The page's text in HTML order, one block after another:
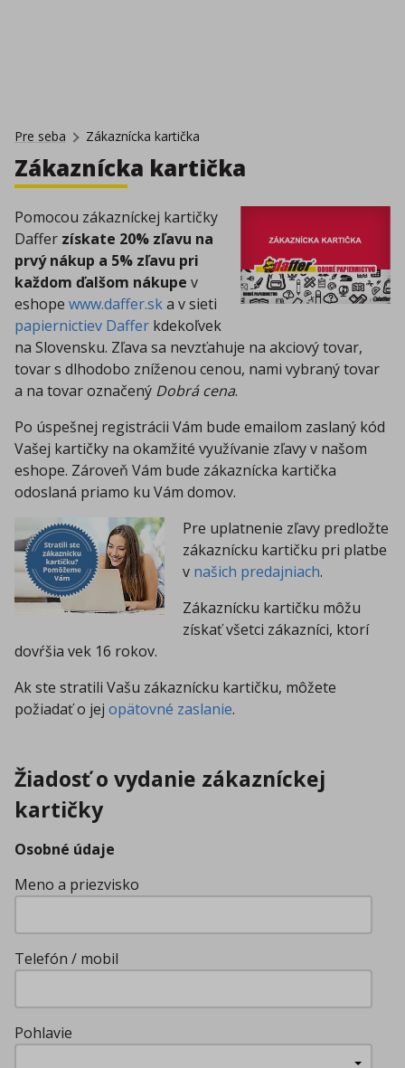
Pre seba Zákaznícka kartička
Zákaznícka kartička
Pomocou zákazníckej kartičky
Daffer získate 20% zľavu na
prvý nákup a 5% zľavu pri
každom ďalšom nákupe v
eshope www.daffer.ska v sieti
papiernictiev Daffer kdekoľvek
na Slovensku. Zľava sa nevzťahuje na akciový tovar,
tovar s dlhodobo zníženou cenou, nami vybraný tovar
a na tovar označený Dobrá cena.
Po úspešnej registrácii Vám bude emailom zaslaný kód
Vašej kartičky na okamžité využívanie zľavy v našom
eshope. Zároveň Vám bude zákaznícka kartička
odoslaná priamo ku Vám domov.
Pre uplatnenie zľavy predložte
zákaznícku kartičku pri platbe
v našich predajniach.
Zákaznícku kartičku môžu
získať všetci zákazníci, ktorí
dovŕšia vek 16 rokov.
Ak ste stratili Vašu zákaznícku kartičku, môžete
požiadať o jej opätovné zaslanie.
Žiadosť o vydanie zákazníckej
kartičky
Osobné údaje
Meno a priezvisko
Telefón / mobil
Pohlavie